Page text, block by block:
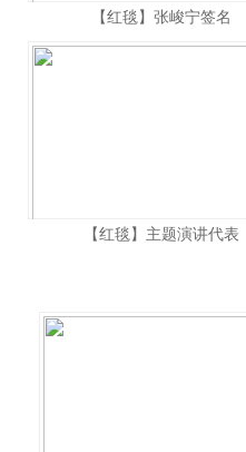
【红毯】张峻宁签名
【红毯】主题演讲代表